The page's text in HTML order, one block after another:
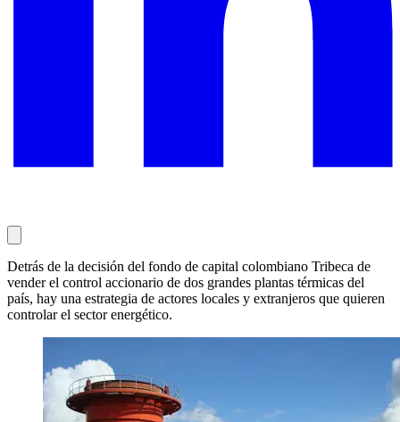
Detrás de la decisión del fondo de capital colombiano Tribeca de
vender el control accionario de dos grandes plantas térmicas del
país, hay una estrategia de actores locales y extranjeros que quieren
controlar el sector energético.